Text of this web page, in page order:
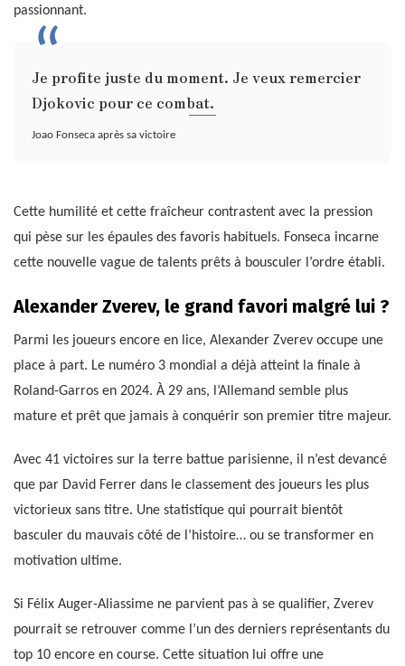
passionnant.
Je profite juste du moment. Je veux remercier
Djokovic pour ce combat.
Joao Fonseca après sa victoire
Cette humilité et cette fraîcheur contrastent avec la pression
qui pèse sur les épaules des favoris habituels. Fonseca incarne
cette nouvelle vague de talents prêts à bousculer l’ordre établi.
Alexander Zverev, le grand favori malgré lui ?
Parmi les joueurs encore en lice, Alexander Zverev occupe une
place à part. Le numéro 3 mondial a déjà atteint la finale à
Roland-Garros en 2024. À 29 ans, l’Allemand semble plus
mature et prêt que jamais à conquérir son premier titre majeur.
Avec 41 victoires sur la terre battue parisienne, il n’est devancé
que par David Ferrer dans le classement des joueurs les plus
victorieux sans titre. Une statistique qui pourrait bientôt
basculer du mauvais côté de l’histoire… ou se transformer en
motivation ultime.
Si Félix Auger-Aliassime ne parvient pas à se qualifier, Zverev
pourrait se retrouver comme l’un des derniers représentants du
top 10 encore en course. Cette situation lui offre une